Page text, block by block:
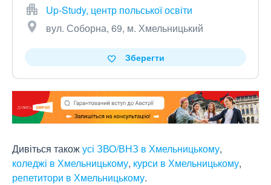
Up-Study, центр польської освіти
вул. Соборна, 69, м. Хмельницький
Зберегти
Дивіться такожусі ЗВО/ВНЗ в Хмельницькому,
коледжі в Хмельницькому, курси в Хмельницькому,
репетитори в Хмельницькому.